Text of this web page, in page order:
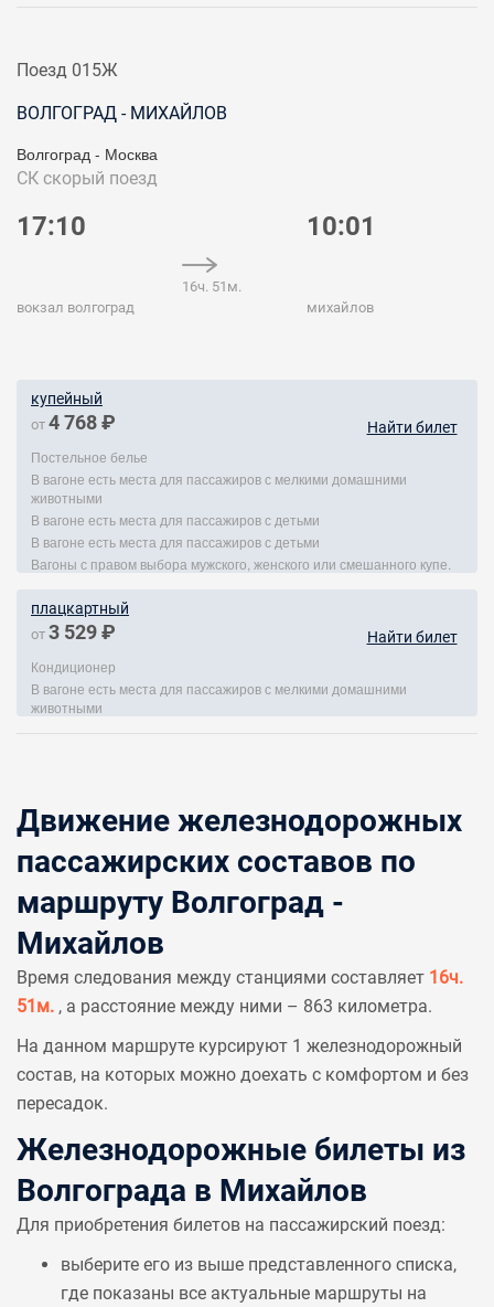
Поезд 015Ж
ВОЛГОГРАД - МИХАЙЛОВ
Волгоград - Москва
СК скорый поезд
17:10
вокзал волгоград
16ч. 51м.
10:01
михайлов
купейный
от 4 768 ₽ Найти билет
Постельное белье
В вагоне есть места для пассажиров с мелкими домашними
животными
В вагоне есть места для пассажиров с детьми
В вагоне есть места для пассажиров с детьми
Вагоны с правом выбора мужского, женского или смешанного купе.
плацкартный
от 3 529 ₽ Найти билет
Кондиционер
В вагоне есть места для пассажиров с мелкими домашними
животными
Движение железнодорожных
пассажирских составов по
маршруту Волгоград -
Михайлов
Время следования между станциями составляет 16ч.
51м. , а расстояние между ними – 863 километра.
На данном маршруте курсируют 1 железнодорожный
состав, на которых можно доехать с комфортом и без
пересадок.
Железнодорожные билеты из
Волгограда в Михайлов
Для приобретения билетов на пассажирский поезд:
выберите его из выше представленного списка,
где показаны все актуальные маршруты на